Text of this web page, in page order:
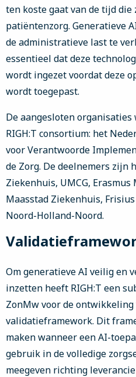
ten koste gaat van de tijd
patiëntenzorg. Generatieve
de administratieve last te
essentieel dat deze
wordt ingezet voordat deze
wordt toegepast.
De aangesloten
RIGH:T consortium: het
voor Verantwoorde
de Zorg. De deelnemers zijn
Ziekenhuis, UMCG, Erasmus
Maasstad Ziekenhuis,
Noord-Holland-Noord.
Om generatieve AI veilig en
inzetten heeft RIGH:T een
ZonMw voor de ontwikkeling
validatieframework. Dit
maken wanneer een AI-
gebruik in de volledige
meegeven richting